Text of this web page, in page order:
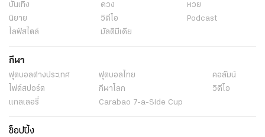
บันเทิง
ดวง
หวย
นิยาย
วิดีโอ
Podcast
ไลฟ์สไตล์
มัลติมีเดีย
กีฬา
ฟุตบอลต่่างประเทศ ฟุตบอลไทย
คอลัมน์
ไฟต์สปอร์ต
กีฬาโลก
วิดีโอ
แกลเลอรี่
Carabao 7-a-Side Cup
ช็อปปิ้ง